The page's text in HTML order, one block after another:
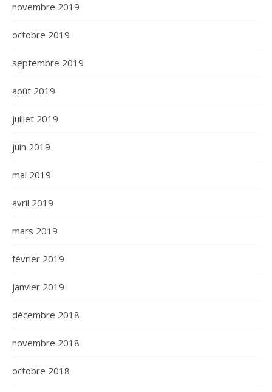
novembre 2019
octobre 2019
septembre 2019
août 2019
juillet 2019
juin 2019
mai 2019
avril 2019
mars 2019
février 2019
janvier 2019
décembre 2018
novembre 2018
octobre 2018